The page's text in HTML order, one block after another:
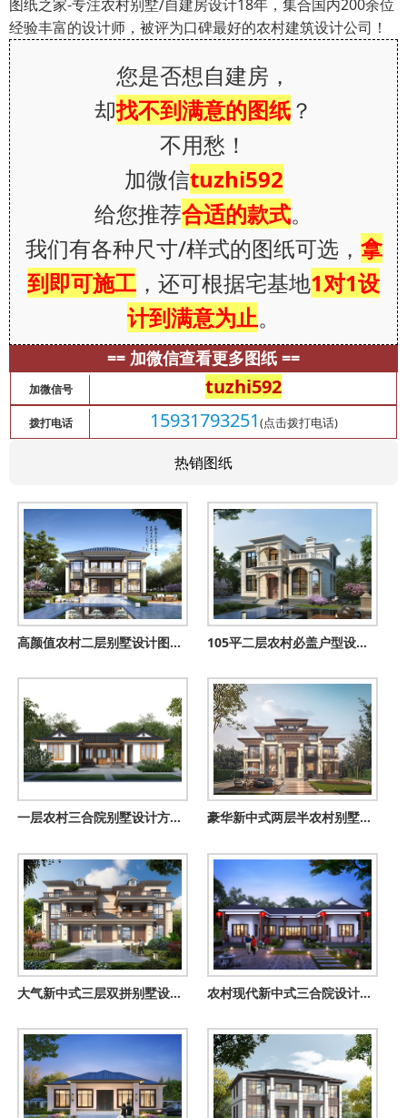
图纸之家-专注农村别墅/自建房设计18年，集合国内200余位
经验丰富的设计师，被评为口碑最好的农村建筑设计公司！
您是否想自建房，
却找不到满意的图纸？
不用愁！
加微信tuzhi592
给您推荐合适的款式。
我们有各种尺寸/样式的图纸可选， 拿
到即可施工 ，还可根据宅基地1对1设
计到满意为止。
== 加微信查看更多图纸 ==
加微信号 tuzhi592
拨打电话 15931793251 (点击拨打电话)
热销图纸
高颜值农村二层别墅设计图，颜值在线造价不高，建房好选择！ 105平二层农村必盖户型设计图，实用好设计，照着盖房一定错不了
一层农村三合院别墅设计方案图，秀气优美，大气又实用 豪华新中式两层半农村别墅设计图，繁华之外，心之所向
大气新中式三层双拼别墅设计图及外观，总面宽20米多 农村现代新中式三合院设计图及效果图片，外观好看极了